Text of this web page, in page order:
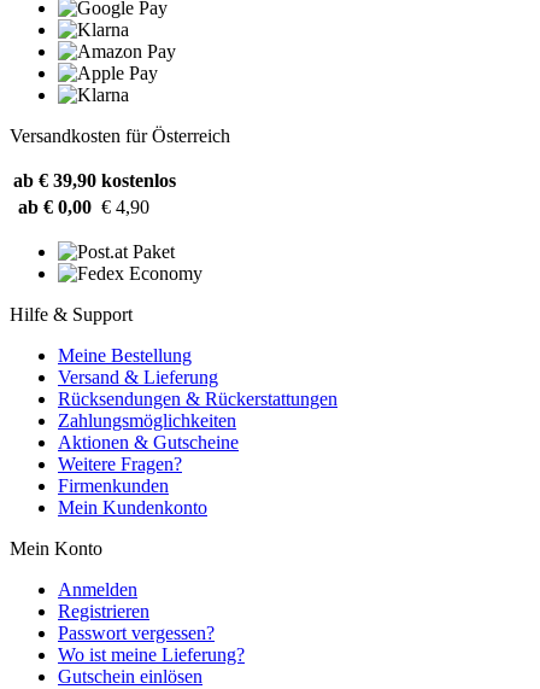
Versandkosten für Österreich
ab € 39,90 kostenlos
ab € 0,00 € 4,90
Hilfe & Support
Meine Bestellung
Versand & Lieferung
Rücksendungen & Rückerstattungen
Zahlungsmöglichkeiten
Aktionen & Gutscheine
Weitere Fragen?
Firmenkunden
Mein Kundenkonto
Mein Konto
Anmelden
Registrieren
Passwort vergessen?
Wo ist meine Lieferung?
Gutschein einlösen